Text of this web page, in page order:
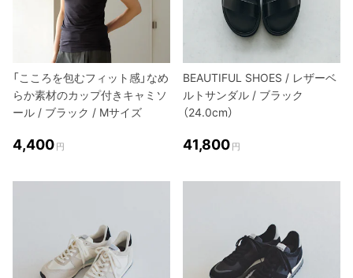
「こころを包むフィット感」なめ
らか素材のカップ付きキャミソ
ール / ブラック / Mサイズ
4,400 円
BEAUTIFUL SHOES / レザーベ
ルトサンダル / ブラック
（24.0cm）
41,800 円